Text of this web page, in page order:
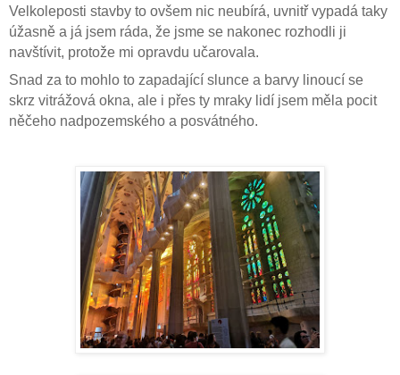
Velkoleposti stavby to ovšem nic neubírá, uvnitř vypadá taky
úžasně a já jsem ráda, že jsme se nakonec rozhodli ji
navštívit, protože mi opravdu učarovala.
Snad za to mohlo to zapadající slunce a barvy linoucí se
skrz vitrážová okna, ale i přes ty mraky lidí jsem měla pocit
něčeho nadpozemského a posvátného.